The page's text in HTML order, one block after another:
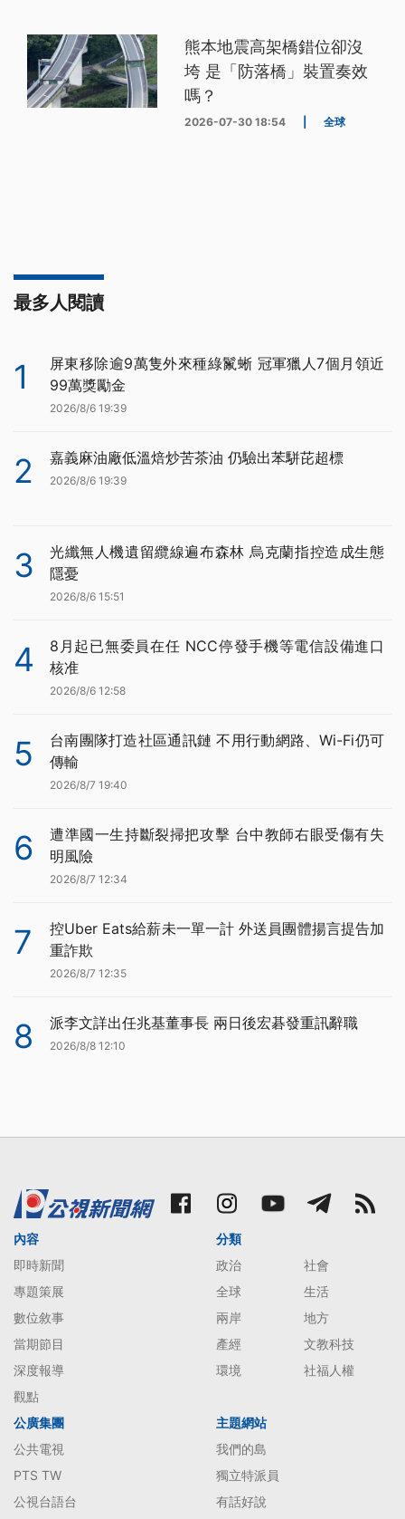
熊本地震高架橋錯位卻沒
垮 是「防落橋」裝置奏效
嗎？
2026-07-30 18:54 全球
最多人閱讀
1
屏東移除逾9萬隻外來種綠鬣蜥 冠軍獵人7個月領近
99萬獎勵金
2026/8/6 19:39
2 嘉義麻油廠低溫焙炒苦茶油 仍驗出苯駢芘超標
2026/8/6 19:39
3
光纖無人機遺留纜線遍布森林 烏克蘭指控造成生態
隱憂
2026/8/6 15:51
4
8月起已無委員在任 NCC停發手機等電信設備進口
核准
2026/8/6 12:58
5
台南團隊打造社區通訊鏈 不用行動網路、Wi-Fi仍可
傳輸
2026/8/7 19:40
6
遭準國一生持斷裂掃把攻擊 台中教師右眼受傷有失
明風險
2026/8/7 12:34
7
控Uber Eats給薪未一單一計 外送員團體揚言提告加
重詐欺
2026/8/7 12:35
8 派李文詳出任兆基董事長 兩日後宏碁發重訊辭職
2026/8/8 12:10
內容
即時新聞
專題策展
數位敘事
當期節目
深度報導
觀點
分類
政治
社會
全球
生活
兩岸
地方
產經
文教科技
環境
社福人權
公廣集團
公共電視
PTS TW
公視台語台
主題網站
我們的島
獨立特派員
有話好說